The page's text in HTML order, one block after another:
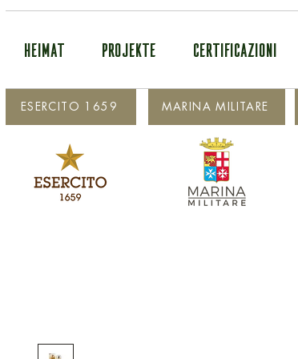
HEIMAT PROJEKTE CERTIFICAZIONI
ESERCITO 1659 MARINA MILITARE